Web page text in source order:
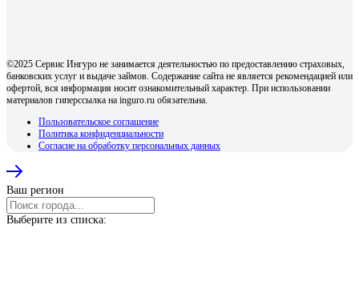
©2025 Сервис Ингуро не занимается деятельностью по предоставлению страховых,
банковских услуг и выдаче займов. Содержание сайта не является рекомендацией или
офертой, вся информация носит ознакомительный характер. При использовании
материалов гиперссылка на inguro.ru обязательна.
Пользовательское соглашение
Политика конфиденциальности
Согласие на обработку персональных данных
Ваш регион
Выберите из списка: